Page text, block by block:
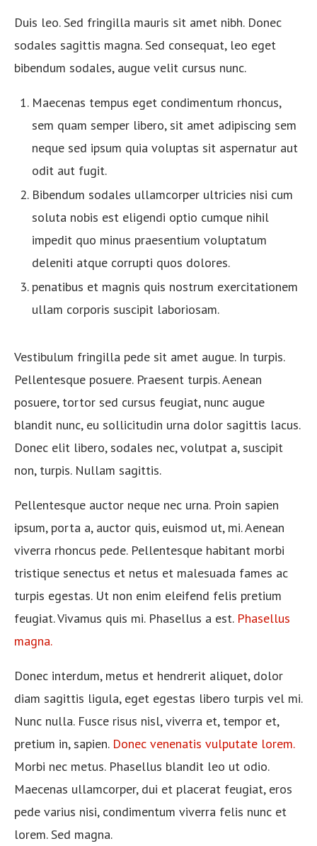
Duis leo. Sed fringilla mauris sit amet nibh. Donec
sodales sagittis magna. Sed consequat, leo eget
bibendum sodales, augue velit cursus nunc.
Maecenas tempus eget condimentum rhoncus,
sem quam semper libero, sit amet adipiscing sem
neque sed ipsum quia voluptas sit aspernatur aut
odit aut fugit.
Bibendum sodales ullamcorper ultricies nisi cum
soluta nobis est eligendi optio cumque nihil
impedit quo minus praesentium voluptatum
deleniti atque corrupti quos dolores.
penatibus et magnis quis nostrum exercitationem
ullam corporis suscipit laboriosam.
Vestibulum fringilla pede sit amet augue. In turpis.
Pellentesque posuere. Praesent turpis.Aenean
posuere, tortor sed cursus feugiat, nunc augue
blandit nunc, eu sollicitudin urna dolor sagittis lacus.
Donec elit libero, sodales nec, volutpat a, suscipit
non, turpis. Nullam sagittis.
Pellentesque auctor neque nec urna. Proin sapien
ipsum, porta a, auctor quis, euismod ut, mi. Aenean
viverra rhoncus pede. Pellentesque habitant morbi
tristique senectus et netus et malesuada fames ac
turpis egestas. Ut non enim eleifend felis pretium
feugiat. Vivamus quis mi. Phasellus a est. Phasellus
magna.
Donec interdum, metus et hendrerit aliquet, dolor
diam sagittis ligula, eget egestas libero turpis vel mi.
Nunc nulla. Fusce risus nisl, viverra et, tempor et,
pretium in, sapien. Donec venenatis vulputate lorem.
Morbi nec metus. Phasellus blandit leo ut odio.
Maecenas ullamcorper, dui et placerat feugiat, eros
pede varius nisi, condimentum viverra felis nunc et
lorem. Sed magna.